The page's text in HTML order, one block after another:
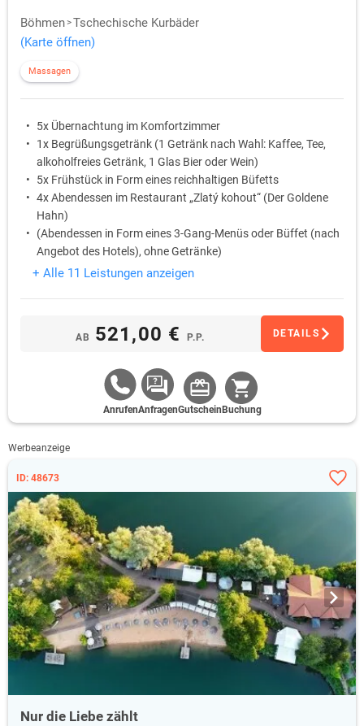
Böhmen Tschechische Kurbäder
(Karte öffnen)
Massagen
5x Übernachtung im Komfortzimmer
1x Begrüßungsgetränk (1 Getränk nach Wahl: Kaffee, Tee,
alkoholfreies Getränk, 1 Glas Bier oder Wein)
5x Frühstück in Form eines reichhaltigen Büfetts
4x Abendessen im Restaurant „Zlatý kohout“ (Der Goldene
Hahn)
(Abendessen in Form eines 3-Gang-Menüs oder Büffet (nach
Angebot des Hotels), ohne Getränke)
31.12. festliches Silvesterabendessen mit Programm
+ Alle 11 Leistungen anzeigen
AB 521,00 € P.P. DETAILS
AnrufenAnfragenGutschein Buchung
Werbeanzeige
ID: 48673
Nur die Liebe zählt